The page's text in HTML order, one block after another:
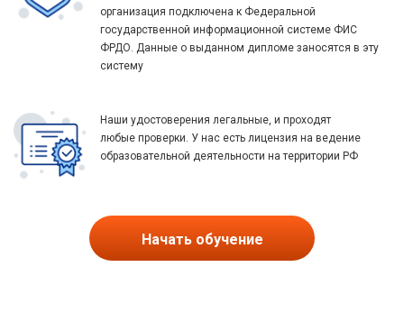
организация подключена к Федеральной
государственной информационной системе ФИС
ФРДО. Данные о выданном дипломе заносятся в эту
систему
Наши удостоверения легальные, и проходят
любые проверки. У нас есть лицензия на ведение
образовательной деятельности на территории РФ
Начать обучение